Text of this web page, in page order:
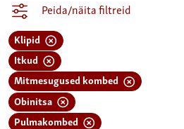
Peida/näita filtreid
Klipid
Itkud
Mitmesugused kombed
Obinitsa
Pulmakombed